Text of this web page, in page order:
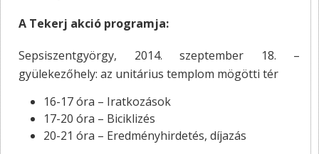
A Tekerj akció programja:
Sepsiszentgyörgy, 2014. szeptember 18. –
gyülekezőhely: az unitárius templom mögötti tér
16-17 óra – Iratkozások
17-20 óra – Biciklizés
20-21 óra – Eredményhirdetés, díjazás